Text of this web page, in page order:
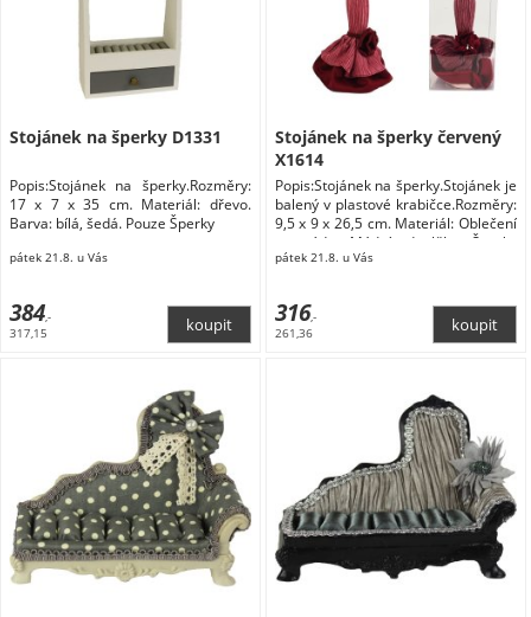
Stojánek na šperky D1331
Popis:Stojánek na šperky.Rozměry:
17 x 7 x 35 cm. Materiál: dřevo.
Barva: bílá, šedá. Pouze Šperky
pátek 21.8. u Vás
384,-
317,15
Stojánek na šperky červený
X1614
Popis:Stojánek na šperky.Stojánek je
balený v plastové krabičce.Rozměry:
9,5 x 9 x 26,5 cm. Materiál: Oblečení
a móda Módní doplňky Šperky
Dárkové krabičky na šperky
pátek 21.8. u Vás
316,-
261,36